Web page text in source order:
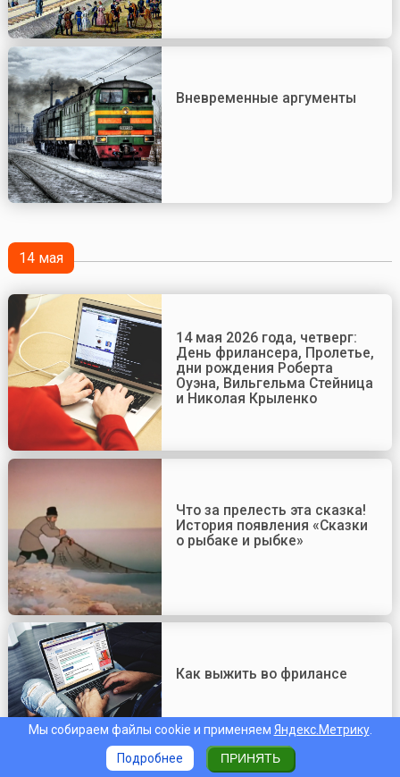
Вневременные аргументы
14 мая
14 мая 2026 года, четверг:
День фрилансера, Пролетье,
дни рождения Роберта
Оуэна, Вильгельма Стейница
и Николая Крыленко
Что за прелесть эта сказка!
История появления «Сказки
о рыбаке и рыбке»
Как выжить во фрилансе
Мы собираем файлы cookie и применяем Яндекс.Метрику.
Подробнее
ПРИНЯТЬ